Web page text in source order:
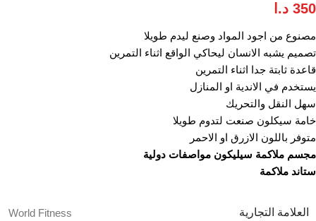
350 د.ا
مصنوع من اجود المواد وصنع ليدم طويلا
تصميم يشبه الانسان ليحاكي الواقع اثناء التمرين
قاعدة ثابتة جدا اثناء التمرين
يستخدم في الاندية او المنازل
سهل النقل والتحريك
خامة سيكلون صنعت لتدوم طويلا
متوفر باللون الازرق او الاحمر
مجسم ملاكمة سيليكون مواصفات دولية
ستاند ملاكمة
العلامة التجارية World Fitness